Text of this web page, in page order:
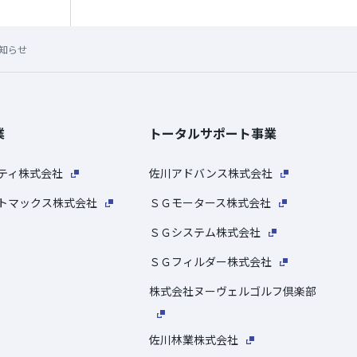
らせ
ィ株式会社
マックス株式会社
トータルサポート事業
佐川アドバンス株式会社
ＳＧモータース株式会社
ＳＧシステム株式会社
ＳＧフィルダー株式会社
株式会社ヌーヴェルゴルフ倶楽部
佐川林業株式会社